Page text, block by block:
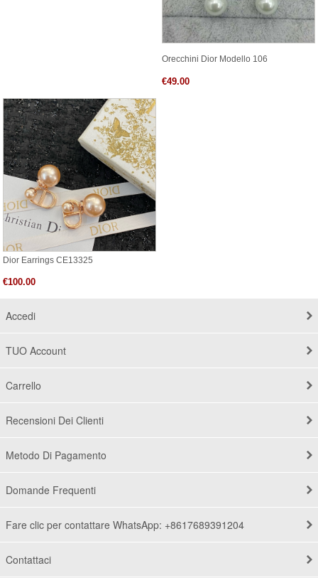
Orecchini Dior Modello 106
€49.00
Dior Earrings CE13325
€100.00
Accedi
TUO Account
Carrello
Recensioni Dei Clienti
Metodo Di Pagamento
Domande Frequenti
Fare clic per contattare WhatsApp: +8617689391204
Contattaci